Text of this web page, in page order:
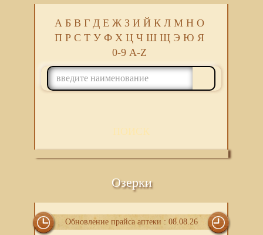
А Б В Г Д Е Ж З И Й К Л М Н О
П Р С Т У Ф Х Ц Ч Ш Щ Э Ю Я
0-9 A-Z
ПОИСК
Озерки
Обновление прайса аптеки : 08.08.26